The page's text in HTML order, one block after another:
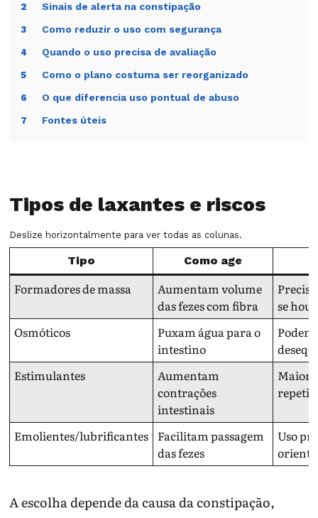
2 Sinais de alerta na constipação
3 Como reduzir o uso com segurança
4 Quando o uso precisa de avaliação
5 Como o plano costuma ser reorganizado
6 O que diferencia uso pontual de abuso
7 Fontes úteis
Tipos de laxantes e riscos
Deslize horizontalmente para ver todas as colunas.
Tipo Como age
Formadores de massa
Aumentam volume
das fezes com fibra
se
Osmóticos
Puxam água para o
intestino
Estimulantes
Aumentam
contrações
intestinais
Maior
Emolientes/lubrificantes Facilitam passagem
das fezes
Uso
A escolha depende da causa da constipação,